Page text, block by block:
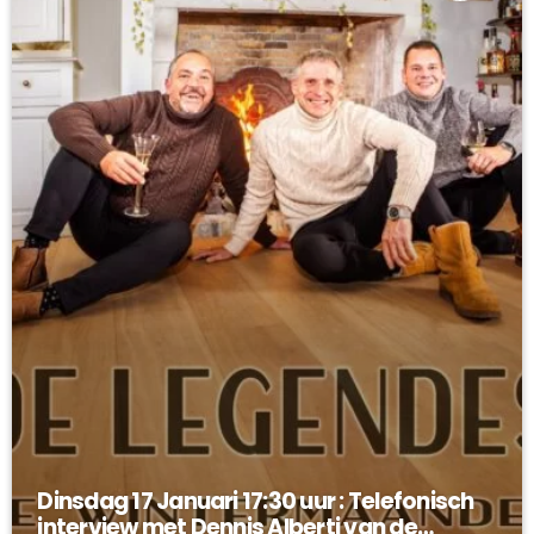
Dinsdag 17 Januari 17:30 uur : Telefonisch
interview met Dennis Alberti van de